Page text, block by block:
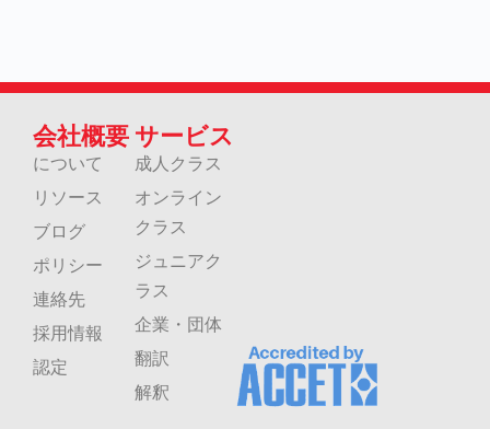
会社概要
について
リソース
ブログ
ポリシー
連絡先
採用情報
認定
サービス
成人クラス
オンライン
クラス
ジュニアク
ラス
企業・団体
翻訳
解釈